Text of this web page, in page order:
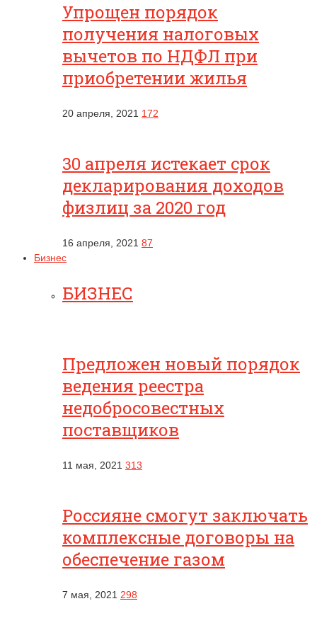
Упрощен порядок
получения налоговых
вычетов по НДФЛ при
приобретении жилья
20 апреля, 2021 172
30 апреля истекает срок
декларирования доходов
физлиц за 2020 год
16 апреля, 2021 87
Бизнес
БИЗНЕС
Предложен новый порядок
ведения реестра
недобросовестных
поставщиков
11 мая, 2021 313
Россияне смогут заключать
комплексные договоры на
обеспечение газом
7 мая, 2021 298